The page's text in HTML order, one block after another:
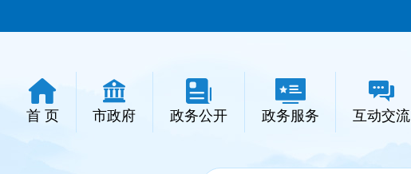
首 页 市政府 政务公开 政务服务 互动交流